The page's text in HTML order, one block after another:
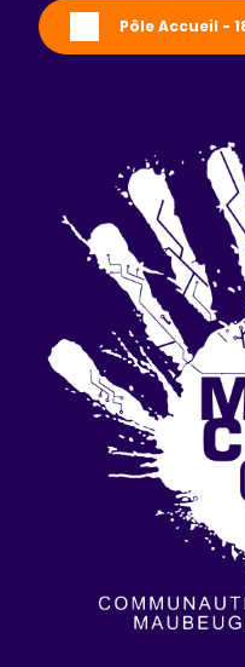
Pôle Accueil -